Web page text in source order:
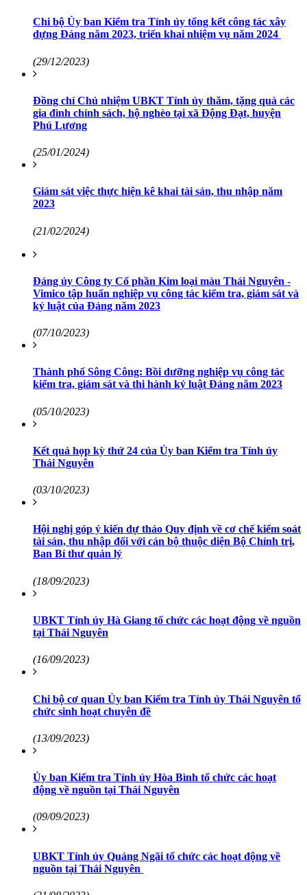
Chi bộ Ủy ban Kiểm tra Tỉnh ủy tổng kết công tác xây
dựng Đảng năm 2023, triển khai nhiệm vụ năm 2024
(29/12/2023)
Đồng chí Chủ nhiệm UBKT Tỉnh ủy thăm, tặng quà các
gia đình chính sách, hộ nghèo tại xã Động Đạt, huyện
Phú Lương
(25/01/2024)
Giám sát việc thực hiện kê khai tài sản, thu nhập năm
2023
(21/02/2024)
Đảng ủy Công ty Cổ phần Kim loại màu Thái Nguyên -
Vimico tập huấn nghiệp vụ công tác kiểm tra, giám sát và
kỷ luật của Đảng năm 2023
(07/10/2023)
Thành phố Sông Công: Bồi dưỡng nghiệp vụ công tác
kiểm tra, giám sát và thi hành kỷ luật Đảng năm 2023
(05/10/2023)
Kết quả họp kỳ thứ 24 của Ủy ban Kiểm tra Tỉnh ủy
Thái Nguyên
(03/10/2023)
Hội nghị góp ý kiến dự thảo Quy định về cơ chế kiểm soát
tài sản, thu nhập đối với cán bộ thuộc diện Bộ Chính trị,
Ban Bí thư quản lý
(18/09/2023)
UBKT Tỉnh ủy Hà Giang tổ chức các hoạt động về nguồn
tại Thái Nguyên
(16/09/2023)
Chi bộ cơ quan Ủy ban Kiểm tra Tỉnh ủy Thái Nguyên tổ
chức sinh hoạt chuyên đề
(13/09/2023)
Ủy ban Kiểm tra Tỉnh ủy Hòa Bình tổ chức các hoạt
động về nguồn tại Thái Nguyên
(09/09/2023)
UBKT Tỉnh ủy Quảng Ngãi tổ chức các hoạt động về
nguồn tại Thái Nguyên